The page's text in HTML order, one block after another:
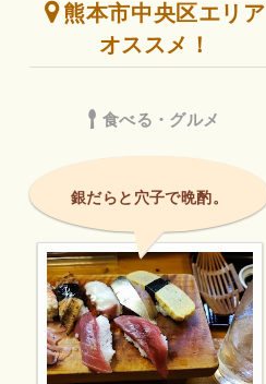
熊本市中央区エリア
オススメ！
食べる・グルメ
銀だらと穴子で晩酌。